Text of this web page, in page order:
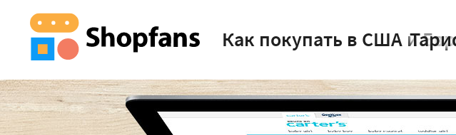
Как покупать в США и